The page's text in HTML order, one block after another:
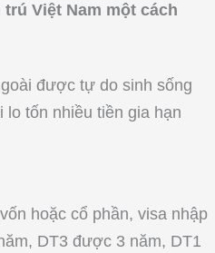
Việt Nam một cách
được tự do sinh sống
tốn nhiều tiền gia hạn
hoặc cổ phần, visa nhập
DT3 được 3 năm, DT1